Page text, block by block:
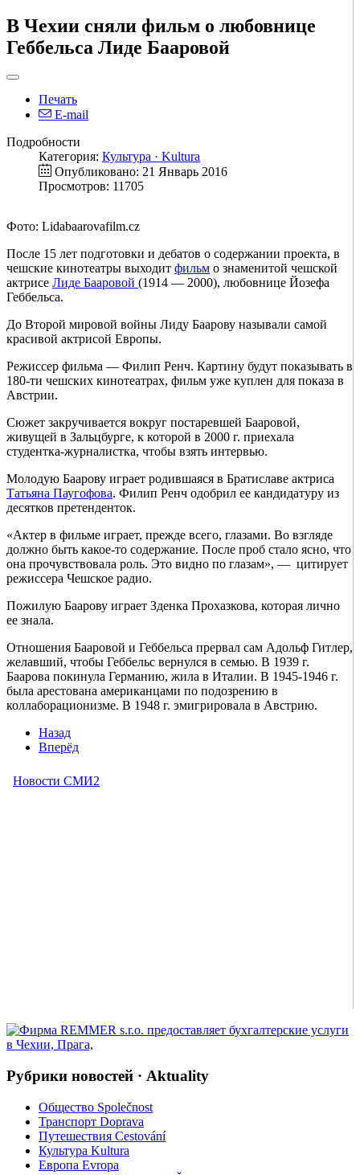
В Чехии сняли фильм о любовнице
Геббельса Лиде Бааровой
Печать
E-mail
Подробности
Категория: Культура · Kultura
Опубликовано: 21 Январь 2016
Просмотров: 11705
Фото: Lidabaarovafilm.cz
После 15 лет подготовки и дебатов о содержании проекта, в
чешские кинотеатры выходит фильм о знаменитой чешской
актрисе Лиде Бааровой (1914 — 2000), любовнице Йозефа
Геббельса.
До Второй мировой войны Лиду Баарову называли самой
красивой актрисой Европы.
Режиссер фильма — Филип Ренч. Картину будут показывать в
180-ти чешских кинотеатрах, фильм уже куплен для показа в
Австрии.
Сюжет закручивается вокруг постаревшей Бааровой,
живущей в Зальцбурге, к которой в 2000 г. приехала
студентка-журналистка, чтобы взять интервью.
Молодую Баарову играет родившаяся в Братиславе актриса
Татьяна Паугофова. Филип Ренч одобрил ее кандидатуру из
десятков претенденток.
«Актер в фильме играет, прежде всего, глазами. Во взгляде
должно быть какое-то содержание. После проб стало ясно, что
она прочувствовала роль. Это видно по глазам», — цитирует
режиссера Чешское радио.
Пожилую Баарову играет Зденка Прохазкова, которая лично
ее знала.
Отношения Бааровой и Геббельса прервал сам Адольф Гитлер,
желавший, чтобы Геббельс вернулся в семью. В 1939 г.
Баарова покинула Германию, жила в Италии. В 1945-1946 г.
была арестована американцами по подозрению в
коллаборационизме. В 1948 г. эмигрировала в Австрию.
Назад
Вперёд
Рубрики новостей · Aktuality
Общество Společnost
Транспорт Doprava
Путешествия Cestování
Культура Kultura
Европа Evropa